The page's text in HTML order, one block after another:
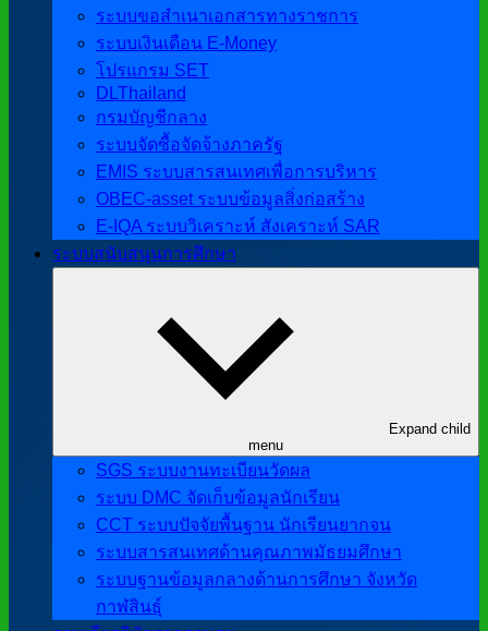
ระบบขอสำเนาเอกสารทางราชการ
ระบบเงินเดือน E-Money
โปรแกรม SET
DLThailand
กรมบัญชีกลาง
ระบบจัดซื้อจัดจ้างภาครัฐ
EMIS ระบบสารสนเทศเพื่อการบริหาร
OBEC-asset ระบบข้อมูลสิ่งก่อสร้าง
E-IQA ระบบวิเคราะห์ สังเคราะห์ SAR
ระบบสนับสนุนการศึกษา
Expand child
menu
SGS ระบบงานทะเบียนวัดผล
ระบบ DMC จัดเก็บข้อมูลนักเรียน
CCT ระบบปัจจัยพื้นฐาน นักเรียนยากจน
ระบบสารสนเทศด้านคุณภาพมัธยมศึกษา
ระบบฐานข้อมูลกลางด้านการศึกษา จังหวัด
กาฬสินธุ์